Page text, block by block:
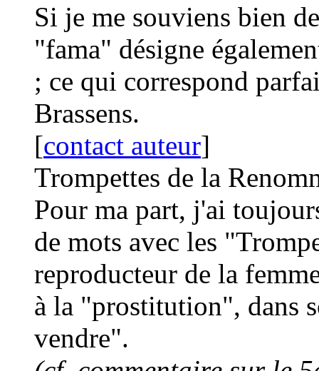
Si je me souviens bien
"fama" désigne
; ce qui correspond
Brassens.
[contact auteur]
Trompettes de la
Pour ma part, j'ai
de mots avec les
reproducteur de la
à la "prostitution", dans
vendre".